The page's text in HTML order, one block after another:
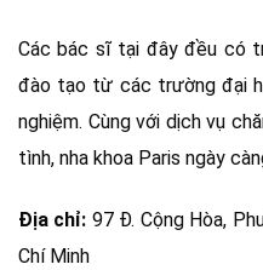
Các bác sĩ tại đây đều có
đào tạo từ các trường đại
nghiệm. Cùng với dịch vụ
tình, nha khoa Paris ngày
Địa chỉ: 97 Đ. Cộng Hòa,
Chí Minh